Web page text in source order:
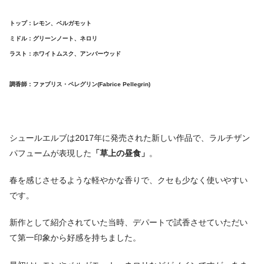
トップ：レモン、ベルガモット
ミドル：グリーンノート、ネロリ
ラスト：ホワイトムスク、アンバーウッド
調香師：ファブリス・ペレグリン(Fabrice Pellegrin)
シュールエルブは2017年に発売された新しい作品で、ラルチザン
パフュームが表現した
「草上の昼食」 。
春を感じさせるような軽やかな香りで、クセも少なく使いやすい
です。
新作として紹介されていた当時、デパートで試香させていただい
て第一印象から好感を持ちました。